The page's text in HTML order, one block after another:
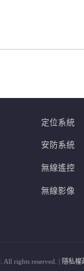
定位系統
安防系統
無線遙控
無線影像
All rights reserved. | 隱私權